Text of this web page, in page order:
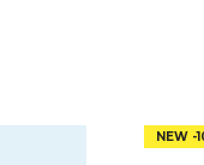
товара